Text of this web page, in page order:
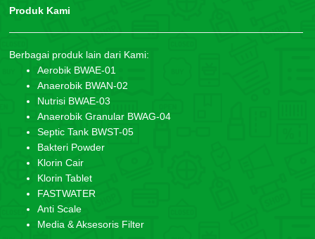
Produk Kami
Berbagai produk lain dari Kami:
Aerobik BWAE-01
Anaerobik BWAN-02
Nutrisi BWAE-03
Anaerobik Granular BWAG-04
Septic Tank BWST-05
Bakteri Powder
Klorin Cair
Klorin Tablet
FASTWATER
Anti Scale
Media & Aksesoris Filter